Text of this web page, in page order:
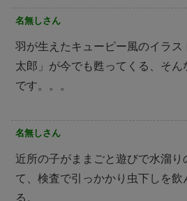
名無しさん
羽が生えたキューピー風のイラス
太郎」が今でも甦ってくる、そ
です。。。
名無しさん
近所の子がままごと遊びで水溜り
て、検査で引っかかり虫下しを飲
る。